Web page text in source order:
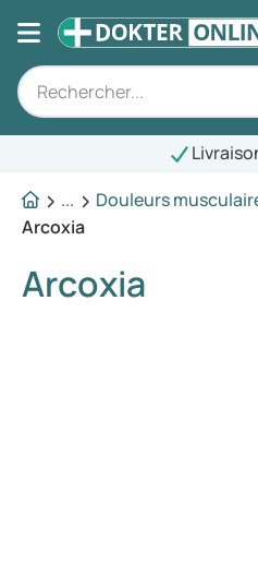
...
Douleurs
Arcoxia
Arcoxia